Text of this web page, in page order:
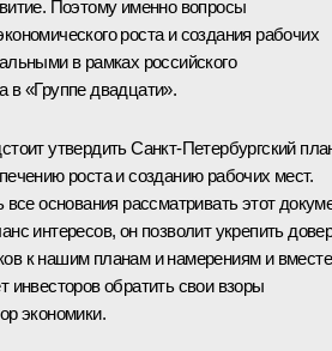
Поэтому именно вопросы
роста и создания рабочих
в рамках российского
в «Группе двадцати».
утвердить Санкт-Петербургский
роста и созданию рабочих мест.
основания рассматривать этот
интересов, он позволит укрепить
к нашим планам и намерениям и вместе
инвесторов обратить свои взоры
экономики.